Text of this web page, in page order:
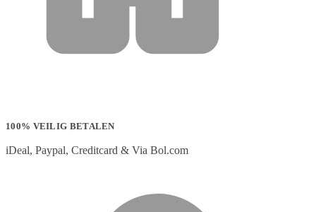
100% VEILIG BETALEN
iDeal, Paypal, Creditcard & Via Bol.com